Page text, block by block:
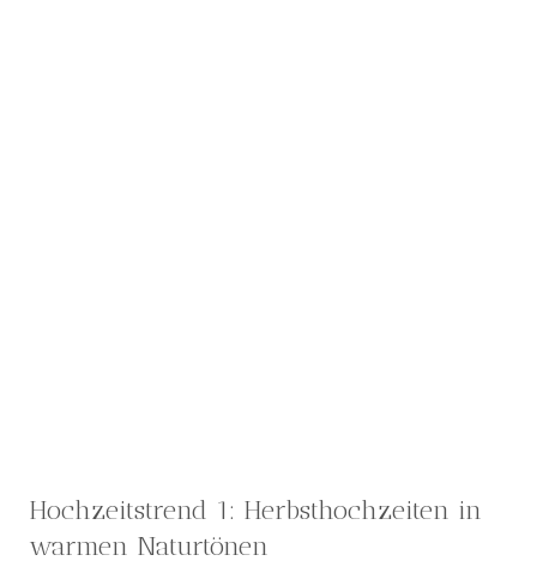
Hochzeitstrend 1: Herbsthochzeiten in
warmen Naturtönen